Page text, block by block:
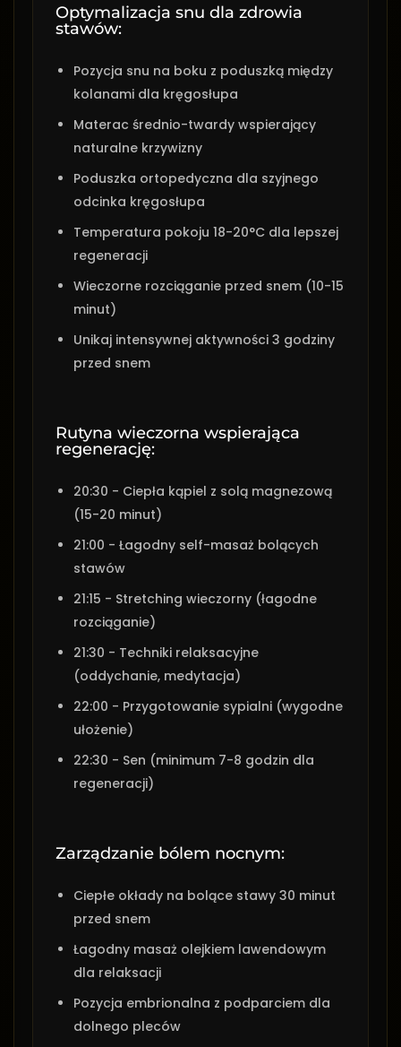
Optymalizacja snu dla zdrowia
stawów:
Pozycja snu na boku z poduszką między
kolanami dla kręgosłupa
Materac średnio-twardy wspierający
naturalne krzywizny
Poduszka ortopedyczna dla szyjnego
odcinka kręgosłupa
Temperatura pokoju 18-20°C dla lepszej
regeneracji
Wieczorne rozciąganie przed snem (10-15
minut)
Unikaj intensywnej aktywności 3 godziny
przed snem
Rutyna wieczorna wspierająca
regenerację:
20:30 - Ciepła kąpiel z solą magnezową
(15-20 minut)
21:00 - Łagodny self-masaż bolących
stawów
21:15 - Stretching wieczorny (łagodne
rozciąganie)
21:30 - Techniki relaksacyjne
(oddychanie, medytacja)
22:00 - Przygotowanie sypialni (wygodne
ułożenie)
22:30 - Sen (minimum 7-8 godzin dla
regeneracji)
Zarządzanie bólem nocnym:
Ciepłe okłady na bolące stawy 30 minut
przed snem
Łagodny masaż olejkiem lawendowym
dla relaksacji
Pozycja embrionalna z podparciem dla
dolnego pleców